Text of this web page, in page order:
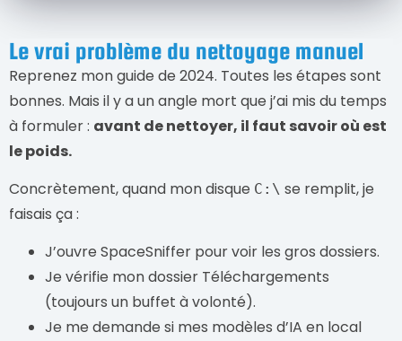
Le vrai problème du nettoyage manuel
Reprenez mon guide de 2024. Toutes les étapes sont
bonnes. Mais il y a un angle mort que j’ai mis du temps
à formuler : avant de nettoyer, il faut savoir où est
le poids.
Concrètement, quand mon disque C:\ se remplit, je
faisais ça :
J’ouvre SpaceSniffer pour voir les gros dossiers.
Je vérifie mon dossier Téléchargements
(toujours un buffet à volonté).
Je me demande si mes modèles d’IA en local